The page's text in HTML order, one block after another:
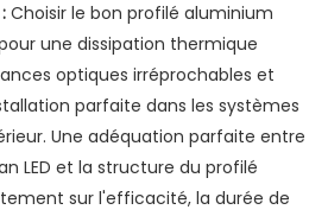
Choisir le bon profilé aluminium
une dissipation thermique
optiques irréprochables et
parfaite dans les systèmes
Une adéquation parfaite entre
LED et la structure du profilé
sur l'efficacité, la durée de